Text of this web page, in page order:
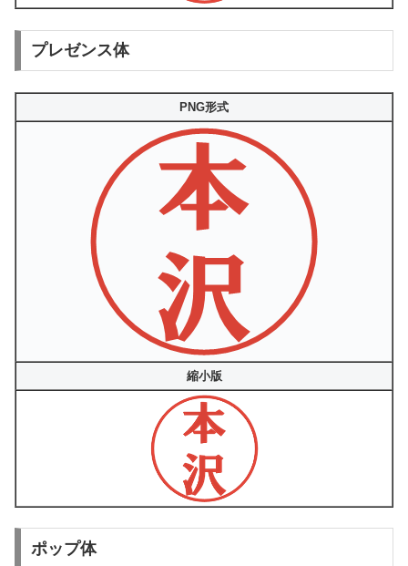
プレゼンス体
PNG形式
縮小版
ポップ体